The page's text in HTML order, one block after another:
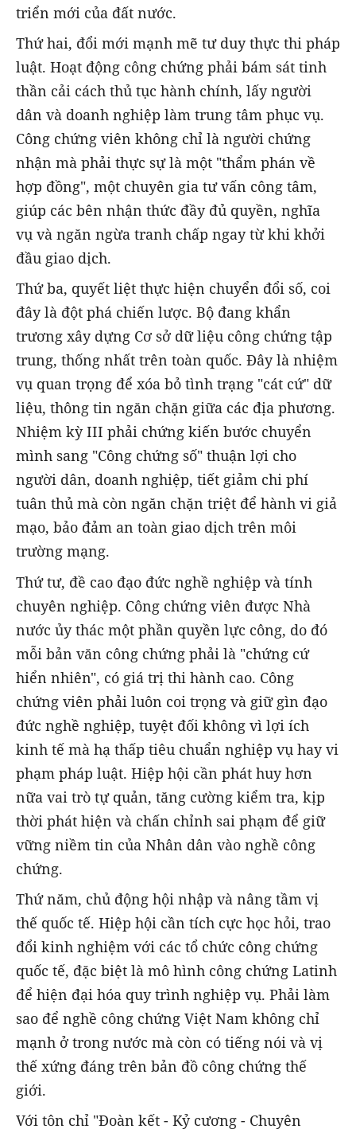
triển mới của đất nước.
Thứ hai, đổi mới mạnh mẽ tư duy thực thi pháp
luật. Hoạt động công chứng phải bám sát tinh
thần cải cách thủ tục hành chính, lấy người
dân và doanh nghiệp làm trung tâm phục vụ.
Công chứng viên không chỉ là người chứng
nhận mà phải thực sự là một "thẩm phán về
hợp đồng", một chuyên gia tư vấn công tâm,
giúp các bên nhận thức đầy đủ quyền, nghĩa
vụ và ngăn ngừa tranh chấp ngay từ khi khởi
đầu giao dịch.
Thứ ba, quyết liệt thực hiện chuyển đổi số, coi
đây là đột phá chiến lược. Bộ đang khẩn
trương xây dựng Cơ sở dữ liệu công chứng tập
trung, thống nhất trên toàn quốc. Đây là nhiệm
vụ quan trọng để xóa bỏ tình trạng "cát cứ" dữ
liệu, thông tin ngăn chặn giữa các địa phương.
Nhiệm kỳ III phải chứng kiến bước chuyển
mình sang "Công chứng số" thuận lợi cho
người dân, doanh nghiệp, tiết giảm chi phí
tuân thủ mà còn ngăn chặn triệt để hành vi giả
mạo, bảo đảm an toàn giao dịch trên môi
trường mạng.
Thứ tư, đề cao đạo đức nghề nghiệp và tính
chuyên nghiệp. Công chứng viên được Nhà
nước ủy thác một phần quyền lực công, do đó
mỗi bản văn công chứng phải là "chứng cứ
hiển nhiên", có giá trị thi hành cao. Công
chứng viên phải luôn coi trọng và giữ gìn đạo
đức nghề nghiệp, tuyệt đối không vì lợi ích
kinh tế mà hạ thấp tiêu chuẩn nghiệp vụ hay vi
phạm pháp luật. Hiệp hội cần phát huy hơn
nữa vai trò tự quản, tăng cường kiểm tra, kịp
thời phát hiện và chấn chỉnh sai phạm để giữ
vững niềm tin của Nhân dân vào nghề công
chứng.
Thứ năm, chủ động hội nhập và nâng tầm vị
thế quốc tế. Hiệp hội cần tích cực học hỏi, trao
đổi kinh nghiệm với các tổ chức công chứng
quốc tế, đặc biệt là mô hình công chứng Latinh
để hiện đại hóa quy trình nghiệp vụ. Phải làm
sao để nghề công chứng Việt Nam không chỉ
mạnh ở trong nước mà còn có tiếng nói và vị
thế xứng đáng trên bản đồ công chứng thế
giới.
Với tôn chỉ "Đoàn kết - Kỷ cương - Chuyên